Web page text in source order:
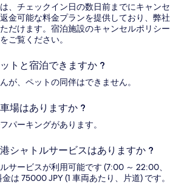
、チェックイン日の数日前までにキャンセ
金可能な料金プランを提供しており、弊社
だけます。宿泊施設のキャンセルポリシー
ご覧ください。
トと宿泊できますか ?
が、ペットの同伴はできません。
場はありますか ?
パーキングがあります。
シャトルサービスはありますか ?
サービスが利用可能です (7:00 ～ 22:00、
は 75000 JPY (1 車両あたり、片道) です。